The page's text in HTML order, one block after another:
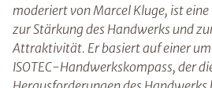
moderiert von Marcel Kluge, ist
zur Stärkung des Handwerks und
Attraktivität. Er basiert auf einer
ISOTEC-Handwerkskompass, der